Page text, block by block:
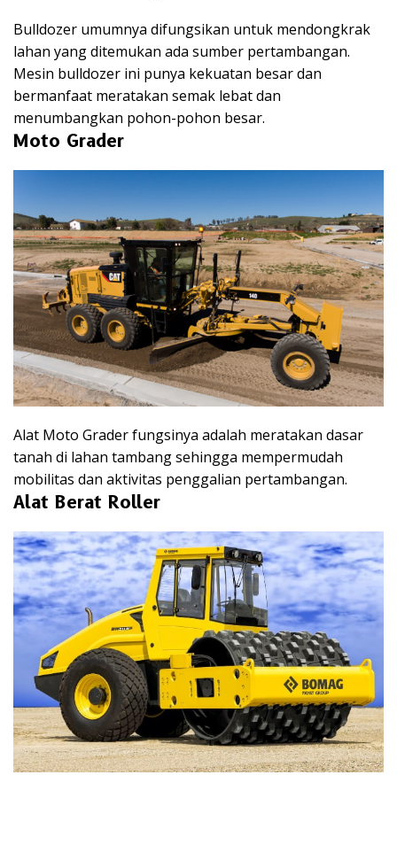
Bulldozer umumnya difungsikan untuk mendongkrak
lahan yang ditemukan ada sumber pertambangan.
Mesin bulldozer ini punya kekuatan besar dan
bermanfaat meratakan semak lebat dan
menumbangkan pohon-pohon besar.
Moto Grader
Alat Moto Grader fungsinya adalah meratakan dasar
tanah di lahan tambang sehingga mempermudah
mobilitas dan aktivitas penggalian pertambangan.
Alat Berat Roller